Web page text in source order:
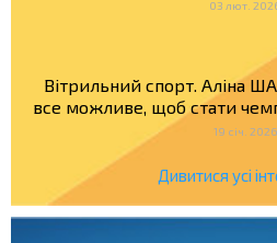
03 лют.
Вітрильний спорт. Аліна
все можливе, щоб стати
19 січ. 2026
Дивитися усі